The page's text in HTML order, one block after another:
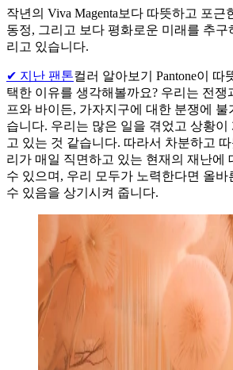
작년의 Viva Magenta보다 따뜻하고 포근
동정, 그리고 보다 평화로운 미래를 추
리고 있습니다.
✔ 지난 팬톤컬러 알아보기 Pantone이 따
택한 이유를 생각해볼까요? 우리는 전쟁
프와 바이든, 가자지구에 대한 분쟁에 불
습니다. 우리는 많은 일을 겪었고 상황이
고 있는 것 같습니다. 따라서 차분하고
리가 매일 직면하고 있는 현재의 재난에
수 있으며, 우리 모두가 노력한다면 올
수 있음을 상기시켜 줍니다.